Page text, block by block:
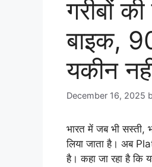
गरीबों
बाइक,
यकीन
December 16, 2025
भारत में जब भी सस्ती,
लिया जाता है। अब
है। कहा जा रहा है कि